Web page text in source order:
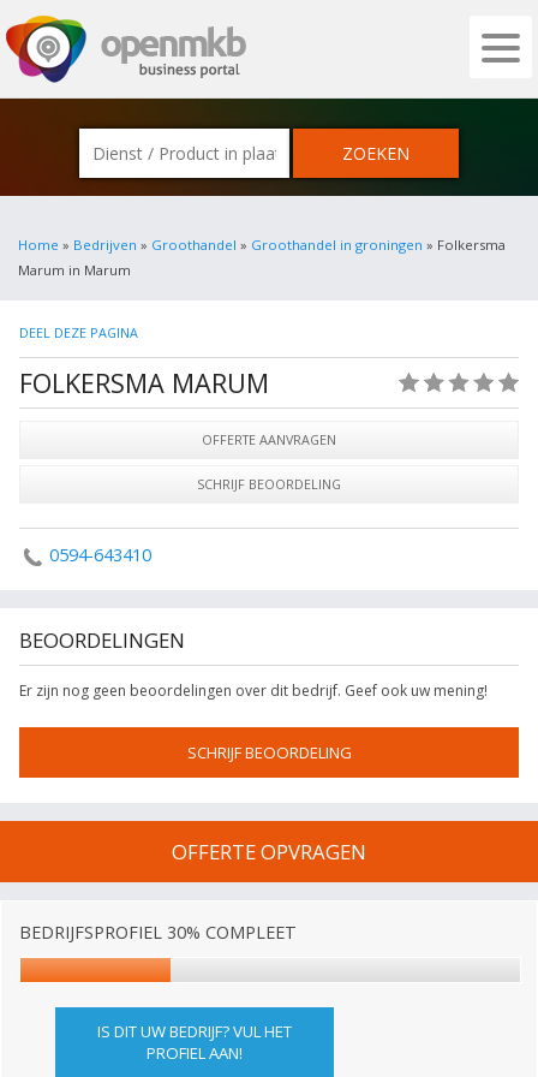
OPENMKB - DE ZAKELIJKE PORTAL
Home » Bedrijven » Groothandel » Groothandel in groningen » Folkersma
Marum in Marum
DEEL DEZE PAGINA
FOLKERSMA MARUM
OFFERTE AANVRAGEN
SCHRIJF BEOORDELING
0594-643410
BEOORDELINGEN
Er zijn nog geen beoordelingen over dit bedrijf. Geef ook uw mening!
SCHRIJF BEOORDELING
OFFERTE OPVRAGEN
BEDRIJFSPROFIEL 30% COMPLEET
IS DIT UW BEDRIJF? VUL HET
PROFIEL AAN!